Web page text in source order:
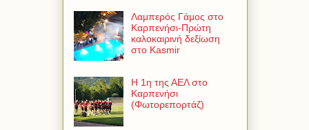
Λαμπερός Γάμος στο
Καρπενήσι-Πρώτη
καλοκαιρινή δεξίωση
στο Kasmir
Η 1η της ΑΕΛ στο
Καρπενήσι
(Φωτορεπορτάζ)